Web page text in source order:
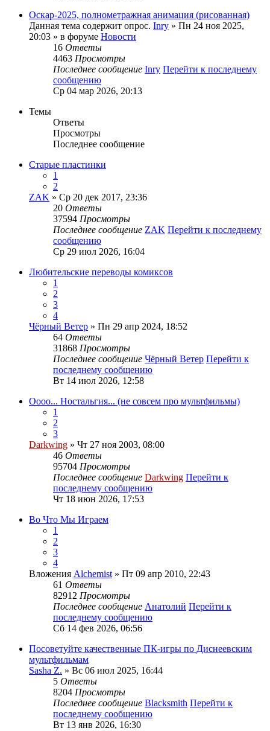
Оскар-2025, полнометражная анимация (рисованная)
Данная тема содержит опрос. Inry » Пн 24 ноя 2025,
20:03 » в форуме Новости
16 Ответы
4463 Просмотры
Последнее сообщение Inry Перейти к последнему
сообщению
Ср 04 мар 2026, 20:13
Темы
Ответы
Просмотры
Последнее сообщение
Старые пластинки
1
2
ZAK » Ср 20 дек 2017, 23:36
20 Ответы
37594 Просмотры
Последнее сообщение ZAK Перейти к последнему
сообщению
Ср 29 июл 2026, 16:04
Любительские переводы комиксов
1
2
3
4
Чёрный Ветер » Пн 29 апр 2024, 18:52
64 Ответы
31868 Просмотры
Последнее сообщение Чёрный Ветер Перейти к
последнему сообщению
Вт 14 июл 2026, 12:58
Оооо... Ностальгия... (не совсем про мультфильмы)
1
2
3
Darkwing » Чт 27 ноя 2003, 08:00
46 Ответы
95704 Просмотры
Последнее сообщение Darkwing Перейти к
последнему сообщению
Чт 18 июн 2026, 17:53
Во Что Мы Играем
1
2
3
4
Вложения Alchemist » Пт 09 апр 2010, 22:43
61 Ответы
82912 Просмотры
Последнее сообщение Анатолий Перейти к
последнему сообщению
Сб 14 фев 2026, 06:56
Посоветуйте качественные ПК-игры по Диснеевским
мультфильмам
Sasha Z. » Вс 06 июл 2025, 16:44
5 Ответы
8204 Просмотры
Последнее сообщение Blacksmith Перейти к
последнему сообщению
Вт 13 янв 2026, 16:30